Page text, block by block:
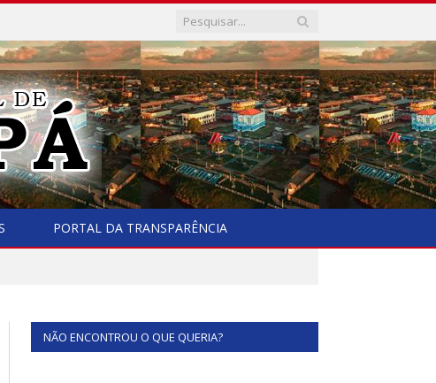
PORTAL DA TRANSPARÊNCIA
NÃO ENCONTROU O QUE QUERIA?